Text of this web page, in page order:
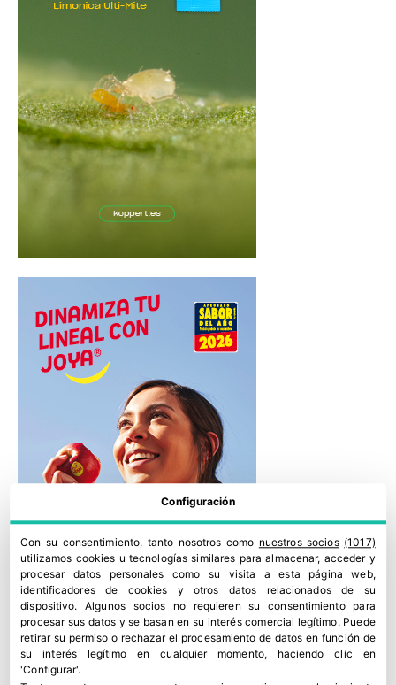
Configuración
Con su consentimiento, tanto nosotros como nuestros socios (1017)
utilizamos cookies u tecnologías similares para almacenar, acceder y
procesar datos personales como su visita a esta página web,
identificadores de cookies y otros datos relacionados de su
dispositivo. Algunos socios no requieren su consentimiento para
procesar sus datos y se basan en su interés comercial legítimo. Puede
retirar su permiso o rechazar el procesamiento de datos en función de
su interés legítimo en cualquier momento, haciendo clic en
'Configurar'.